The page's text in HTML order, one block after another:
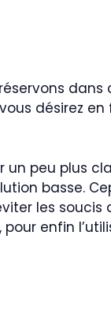
dans
désirez en
un peu plus
basse.
les soucis
enfin